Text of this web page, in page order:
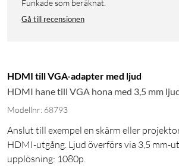
Funkade som beräknat.
Gå till recensionen
HDMI till VGA-adapter med ljud
HDMI hane till VGA hona med 3,5 mm
Modellnr: 68793
Anslut till exempel en skärm eller
HDMI-utgång. Ljud överförs via 3,5 mm-
upplösning: 1080p.